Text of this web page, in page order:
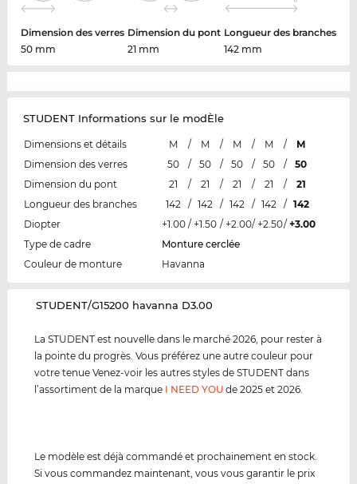
Dimension des verres
50 mm
Dimension du pont
21 mm
Longueur des branches
142 mm
STUDENT Informations sur le modÈle
Dimensions et détails M / M / M / M /
M
Dimension des verres
50 / 50 / 50 / 50 /
50
Dimension du pont
21 / 21 / 21 / 21 /
21
Longueur des branches
142 / 142 / 142 / 142 / 142
Diopter
+1.00 / +1.50 / +2.00/ +2.50/ +3.00
Type de cadre
Monture cerclée
Couleur de monture
Havanna
‌STUDENT/G15200 havanna D3.00
La STUDENT est nouvelle dans le marché 2026, pour rester à
la pointe du progrès. Vous préférez une autre couleur pour
votre tenue Venez-voir les autres styles de STUDENT dans
l’assortiment de la marque I NEED YOU de 2025 et 2026.
Le modèle est déjà commandé et prochainement en stock.
Si vous commandez maintenant, vous vous garantir le prix